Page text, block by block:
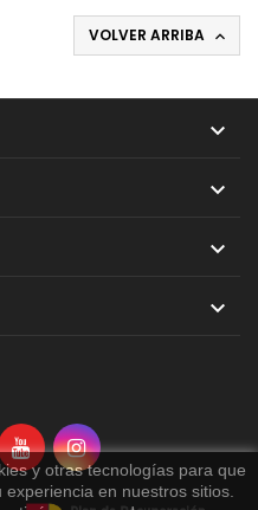
VOLVER ARRIBA 




y otras tecnologías para que
en nuestros sitios.